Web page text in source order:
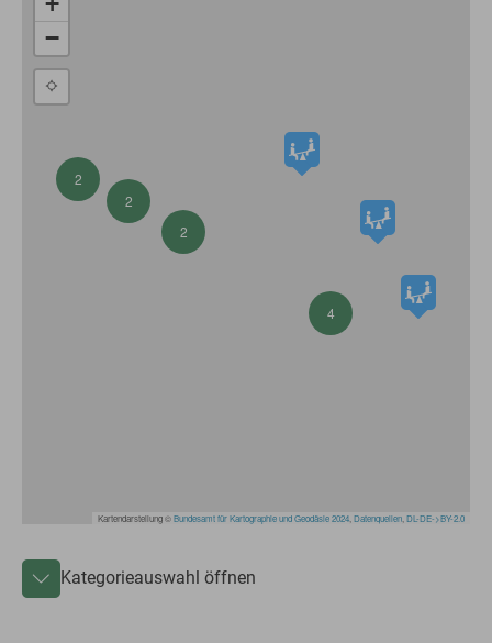
Kategorieauswahl öffnen